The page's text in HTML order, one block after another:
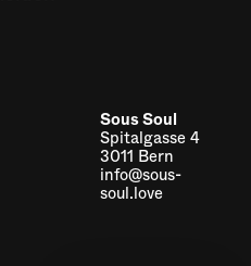
Sous Soul
Spitalgasse 4
3011 Bern
info@sous-
soul.love